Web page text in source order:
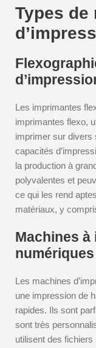
Types de
Les imprimantes
imprimantes flexo,
imprimer sur divers
capacités
la production à
polyvalentes et
ce qui les rend
matériaux, y
Machines
numériques
Les machines
une impression de
rapides. Ils sont
sont très
utilisent des